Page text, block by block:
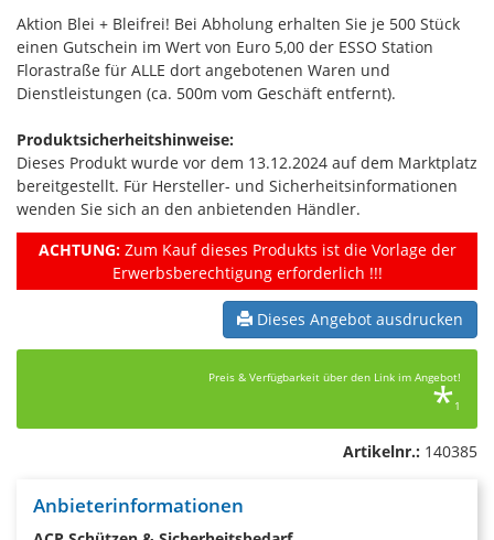
Aktion Blei + Bleifrei! Bei Abholung erhalten Sie je 500 Stück
einen Gutschein im Wert von Euro 5,00 der ESSO Station
Florastraße für ALLE dort angebotenen Waren und
Dienstleistungen (ca. 500m vom Geschäft entfernt).
Produktsicherheitshinweise:
Dieses Produkt wurde vor dem 13.12.2024 auf dem Marktplatz
bereitgestellt. Für Hersteller- und Sicherheitsinformationen
wenden Sie sich an den anbietenden Händler.
ACHTUNG:Zum Kauf dieses Produkts ist die Vorlage der
Erwerbsberechtigung erforderlich !!!
Dieses Angebot ausdrucken
Preis & Verfügbarkeit über den Link im Angebot!
*1
Artikelnr.: 140385
Anbieterinformationen